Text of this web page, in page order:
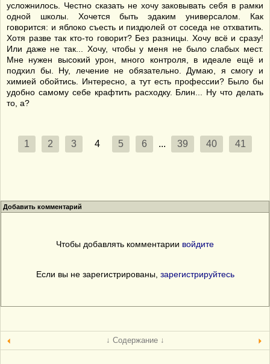
усложнилось. Честно сказать не хочу заковывать себя в рамки
одной школы. Хочется быть эдаким универсалом. Как
говорится: и яблоко съесть и пиздюлей от соседа не отхватить.
Хотя разве так кто-то говорит? Без разницы. Хочу всё и сразу!
Или даже не так... Хочу, чтобы у меня не было слабых мест.
Мне нужен высокий урон, много контроля, в идеале ещё и
подхил бы. Ну, лечение не обязательно. Думаю, я смогу и
химией обойтись. Интересно, а тут есть профессии? Было бы
удобно самому себе крафтить расходку. Блин... Ну что делать
то, а?
1 2 3 4 5 6 ... 39 40 41
Добавить комментарий
Чтобы добавлять комментарии войдите
Если вы не зарегистрированы, зарегистрируйтесь
↓ Содержание ↓